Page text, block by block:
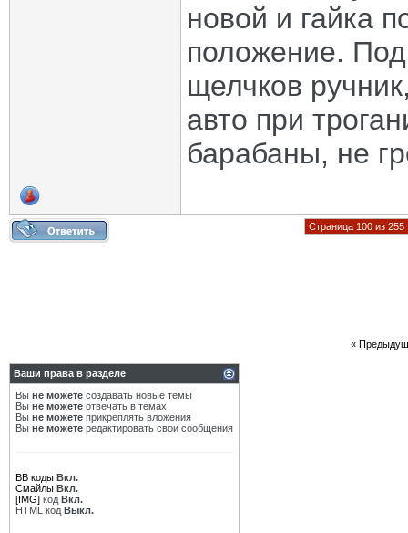
новой и гайка
положение.
щелчков
авто при
барабаны, не
Страница 100 из 255
«
Ваши права в разделе
Вы не можете создавать новые темы
Вы не можете отвечать в темах
Вы не можете прикреплять вложения
Вы не можете редактировать свои сообщения
BB коды Вкл.
Смайлы Вкл.
[IMG] код Вкл.
HTML код Выкл.